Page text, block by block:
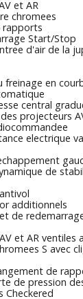
et AR
chromees
rapports
Start/Stop
d'air de la
freinage en
central
projecteurs
electrique
de
additionnels
de
et AR ventiles
S avec
de
de pression
Checkered